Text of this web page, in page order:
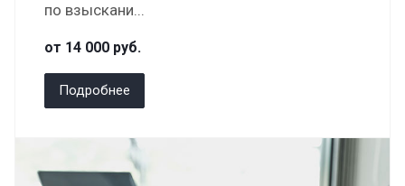
по взыскани...
от 14 000 руб.
Подробнее